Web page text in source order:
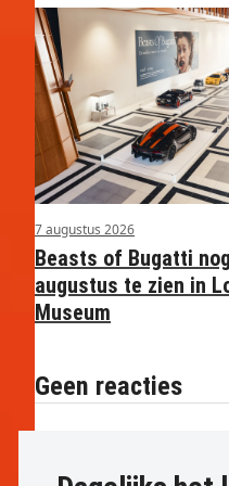
7 augustus 2026
Beasts of Bugatti
augustus te zien in
Museum
Geen reacties